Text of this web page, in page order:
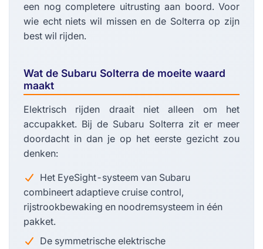
een nog completere uitrusting aan boord. Voor
wie echt niets wil missen en de Solterra op zijn
best wil rijden.
Wat de Subaru Solterra de moeite waard
maakt
Elektrisch rijden draait niet alleen om het
accupakket. Bij de Subaru Solterra zit er meer
doordacht in dan je op het eerste gezicht zou
denken:
Het EyeSight-systeem van Subaru
combineert adaptieve cruise control,
rijstrookbewaking en noodremsysteem in één
pakket.
De symmetrische elektrische